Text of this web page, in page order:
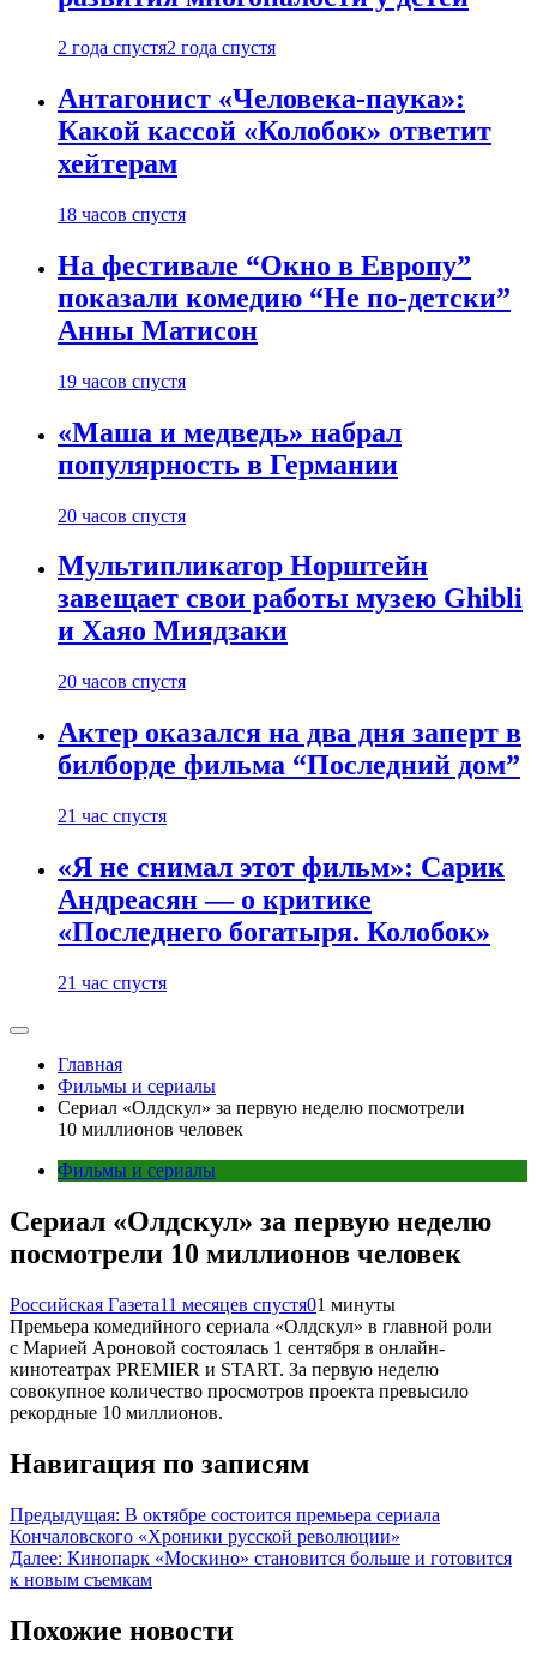
2 года спустя2 года спустя
Антагонист «Человека-паука»:
Какой кассой «Колобок» ответит
хейтерам
18 часов спустя
На фестивале “Окно в Европу”
показали комедию “Не по-детски”
Анны Матисон
19 часов спустя
«Маша и медведь» набрал
популярность в Германии
20 часов спустя
Мультипликатор Норштейн
завещает свои работы музею Ghibli
и Хаяо Миядзаки
20 часов спустя
Актер оказался на два дня заперт в
билборде фильма “Последний дом”
21 час спустя
«Я не снимал этот фильм»: Сарик
Андреасян — о критике
«Последнего богатыря. Колобок»
21 час спустя
Главная
Фильмы и сериалы
Сериал «Олдскул» за первую неделю посмотрели
10 миллионов человек
Фильмы и сериалы
Сериал «Олдскул» за первую неделю
посмотрели 10 миллионов человек
Российская Газета11 месяцев спустя01 минуты
Премьера комедийного сериала «Олдскул» в главной роли
с Марией Ароновой состоялась 1 сентября в онлайн-
кинотеатрах PREMIER и START. За первую неделю
совокупное количество просмотров проекта превысило
рекордные 10 миллионов.
Навигация по записям
Предыдущая: В октябре состоится премьера сериала
Кончаловского «Хроники русской революции»
Далее: Кинопарк «Москино» становится больше и готовится
к новым съемкам
Похожие новости